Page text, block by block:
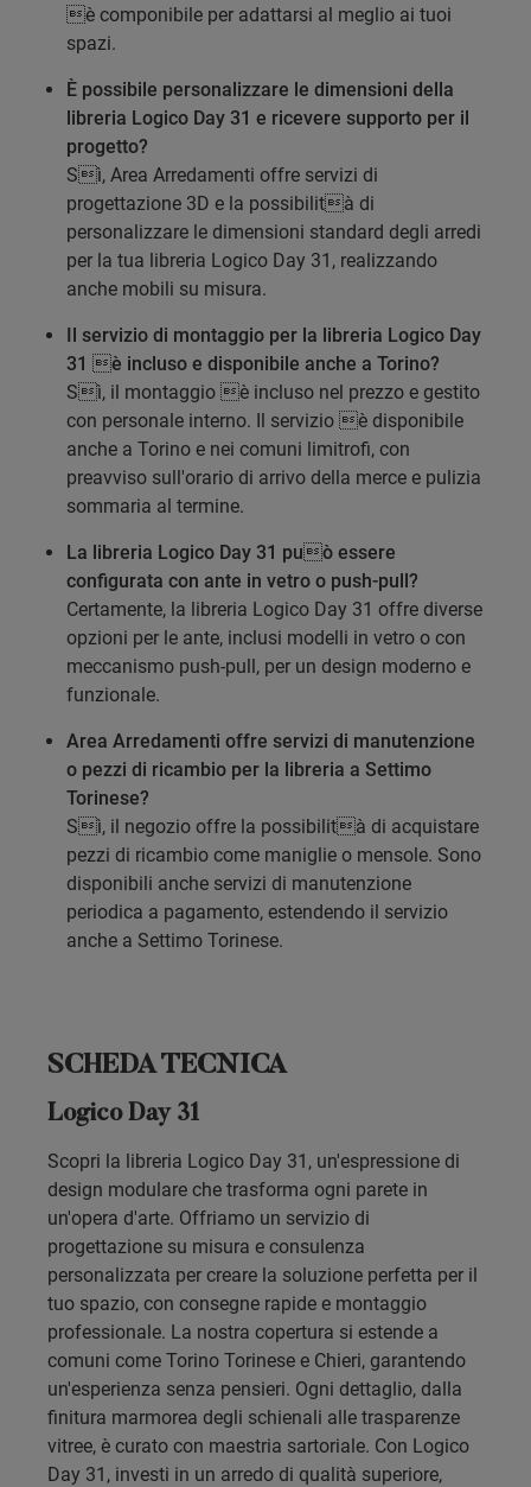
è componibile per adattarsi al meglio ai tuoi
spazi.
È possibile personalizzare le dimensioni della
libreria Logico Day 31 e ricevere supporto per il
progetto?
Sì, Area Arredamenti offre servizi di
progettazione 3D e la possibilità di
personalizzare le dimensioni standard degli arredi
per la tua libreria Logico Day 31, realizzando
anche mobili su misura.
Il servizio di montaggio per la libreria Logico Day
31 è incluso e disponibile anche a Torino?
Sì, il montaggio è incluso nel prezzo e gestito
con personale interno. Il servizio è disponibile
anche a Torino e nei comuni limitrofi, con
preavviso sull'orario di arrivo della merce e pulizia
sommaria al termine.
La libreria Logico Day 31 può essere
configurata con ante in vetro o push-pull?
Certamente, la libreria Logico Day 31 offre diverse
opzioni per le ante, inclusi modelli in vetro o con
meccanismo push-pull, per un design moderno e
funzionale.
Area Arredamenti offre servizi di manutenzione
o pezzi di ricambio per la libreria a Settimo
Torinese?
Sì, il negozio offre la possibilità di acquistare
pezzi di ricambio come maniglie o mensole. Sono
disponibili anche servizi di manutenzione
periodica a pagamento, estendendo il servizio
anche a Settimo Torinese.
SCHEDA TECNICA
Logico Day 31
Scopri la libreria Logico Day 31, un'espressione di
design modulare che trasforma ogni parete in
un'opera d'arte. Offriamo un servizio di
progettazione su misura e consulenza
personalizzata per creare la soluzione perfetta per il
tuo spazio, con consegne rapide e montaggio
professionale. La nostra copertura si estende a
comuni come Torino Torinese e Chieri, garantendo
un'esperienza senza pensieri. Ogni dettaglio, dalla
finitura marmorea degli schienali alle trasparenze
vitree, è curato con maestria sartoriale. Con Logico
Day 31, investi in un arredo di qualità superiore,